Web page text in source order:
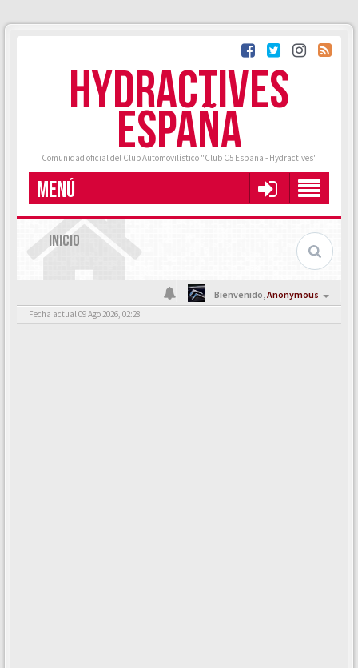
HYDRACTIVES
ESPAÑA
Comunidad oficial del Club Automovilístico "Club C5 España - Hydractives"
MENÚ
INICIO
Bienvenido,Anonymous
Fecha actual 09 Ago 2026, 02:28